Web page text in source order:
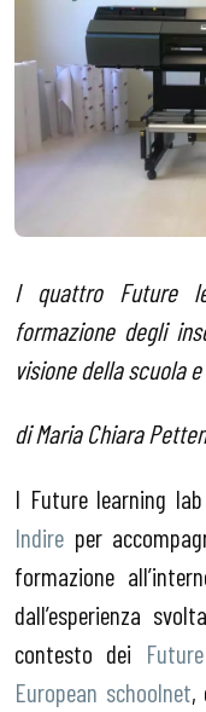
I quattro Future
formazione degli
visione della scuola
di Maria Chiara
I Future learning
Indire per
formazione
dall’esperienza
contesto dei
European schoolnet,